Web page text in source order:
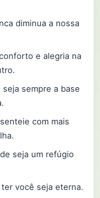
diminua a nossa
e alegria na
sempre a base
com mais
seja um refúgio
você seja eterna.